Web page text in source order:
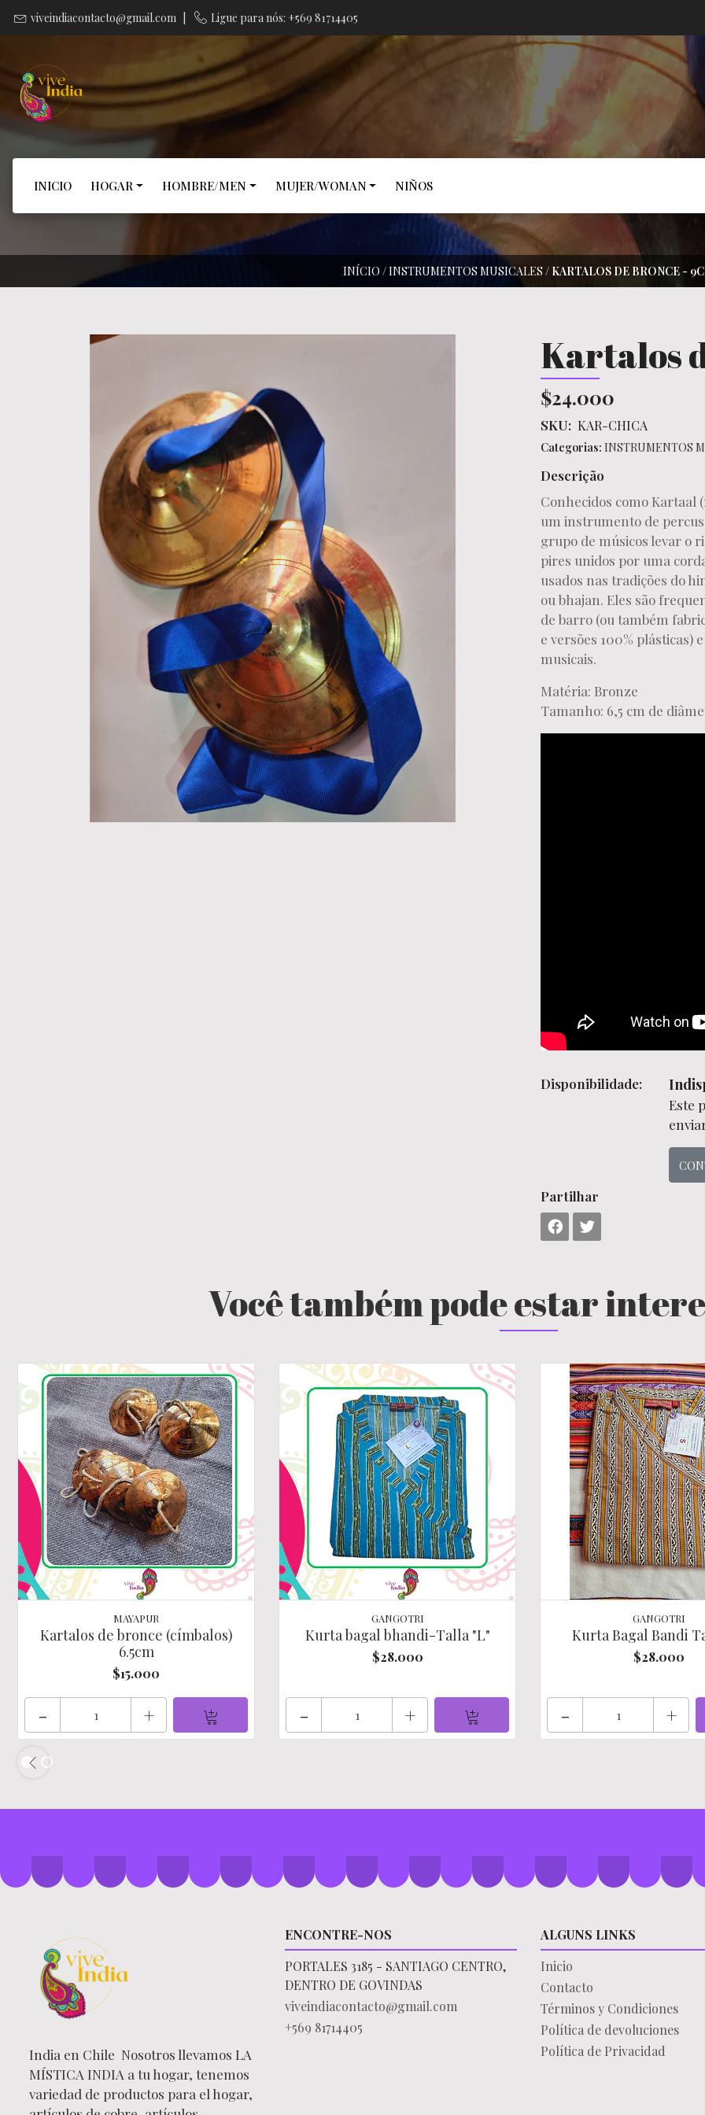
viveindiacontacto@gmail.com Ligue para nós: +569 81714405
INICIO HOGAR HOMBRE/MEN MUJER/WOMAN NIÑOS
INÍCIO /INSTRUMENTOS MUSICALES / KARTALOS DE BRONCE -
Kartalos
$24.000
SKU: KAR-CHICA
Categorias: INSTRUMENTOS
Descrição
Conhecidos como Kartaal
um instrumento de
grupo de músicos levar o
pires unidos por uma
usados nas tradições do
ou bhajan. Eles são
de barro (ou também
e versões 100%
musicais.
Matéria: Bronze
Tamanho: 6,5 cm de
Disponibilidade:
Este
Partilhar
Você também pode estar
MAYAPUR
Kartalos de bronce (címbalos)
6.5cm
$15.000
- +
GANGOTRI
Kurta bagal bhandi-Talla "L"
$28.000
- +
GANGOTRI
Kurta Bagal Bandi
$28.000
- +
India en Chile Nosotros llevamos LA
MÍSTICA INDIA a tu hogar, tenemos
variedad de productos para el hogar,
ENCONTRE-NOS
PORTALES 3185 - SANTIAGO CENTRO,
DENTRO DE GOVINDAS
viveindiacontacto@gmail.com
+569 81714405
ALGUNS LINKS
Inicio
Contacto
Términos y Condiciones
Política de devoluciones
Política de Privacidad